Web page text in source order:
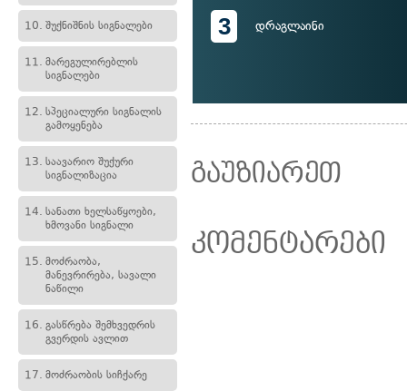
10. შუქნიშნის სიგნალები
11. მარეგულირებლის
სიგნალები
12. სპეციალური სიგნალის
გამოყენება
13. საავარიო შუქური
სიგნალიზაცია
14. სანათი ხელსაწყოები,
ხმოვანი სიგნალი
15. მოძრაობა,
მანევრირება, სავალი
ნაწილი
16. გასწრება შემხვედრის
გვერდის ავლით
17. მოძრაობის სიჩქარე
3 დრაგლაინი
გაუზიარეთ
კომენტარები